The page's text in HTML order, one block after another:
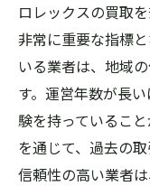
高く売る
交渉のポ
ロレックスを
きたいポイン
信頼でき
適正な査
ロレックスの買取
非常に重要な指標
いる業者は、地域
す。運営年数が長
験を持っているこ
を通じて、過去の
信頼性の高い業者